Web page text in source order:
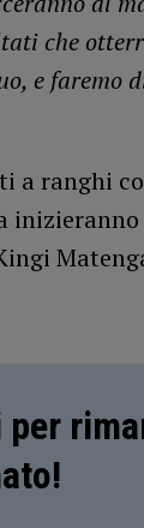
che
e faremo
a ranghi